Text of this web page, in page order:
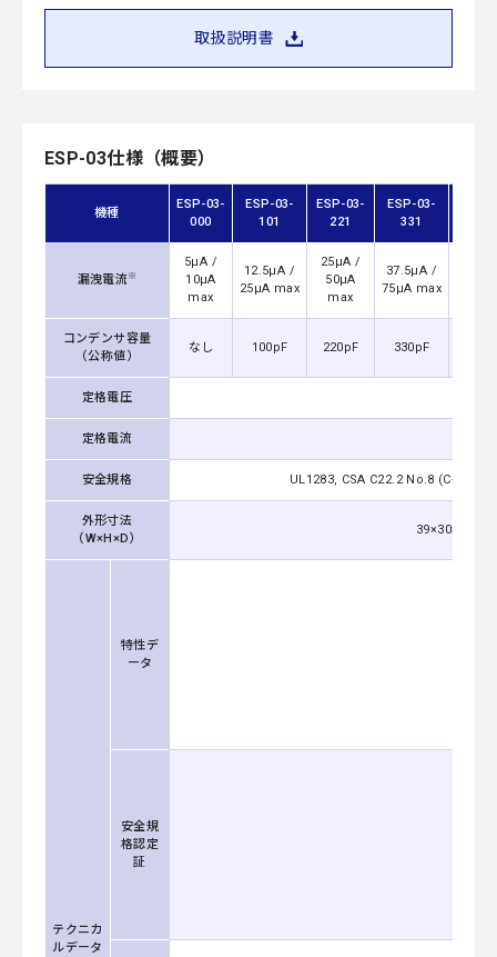
取扱説明書
ESP-03仕様（概要）
機種
ESP-03-
000
ESP-03-
101
ESP-03-
221
ESP-03-
331
漏洩電流 ※
5μA /
10μA
max
12.5μA /
25μA max
25μA /
50μA
max
37.5μA /
75μA max
コンデンサ容量
（公称値）
なし 100pF 220pF 330pF
定格電圧
定格電流
安全規格 UL1283, CSA C22.2 No.8 (C-UL),
外形寸法
（W×H×D）
テクニカ
ルデータ
特性デ
ータ
安全規
格認定
証